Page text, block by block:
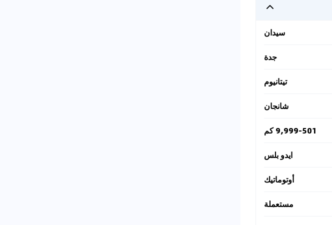
سيدان
جدة
تيتانيوم
شانجان
9,999-501 كم
ايدو بلس
أوتوماتيك
مستعملة